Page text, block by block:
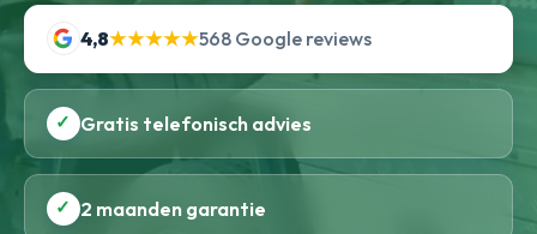
4,8★★★★★568 Google reviews
✓ Gratis telefonisch advies
✓ 2 maanden garantie